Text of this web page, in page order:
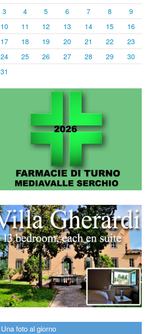
3
4 5 6 7 8
9
10
11 12 13 14 15
16
17
18 19 20 21 22
23
24
25 26 27 28 29
30
31
Una foto al giorno